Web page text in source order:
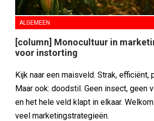
ALGEMEEN
[column] Monocultuur in
voor instorting
Kijk naar een maisveld. Strak, efficiënt,
Maar ook: doodstil. Geen insect, geen
en het hele veld klapt in elkaar.
veel marketingstrategieën.